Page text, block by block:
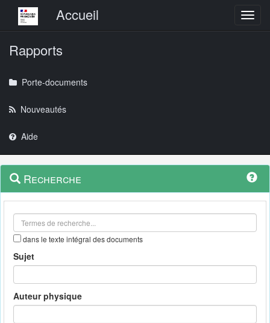
Menu principalAccueil
Rapports
Porte-documents
Nouveautés
Aide
Navigation
outils
Menu
contextuel
Recherche
dans le texte intégral des documents
Sujet
Auteur physique